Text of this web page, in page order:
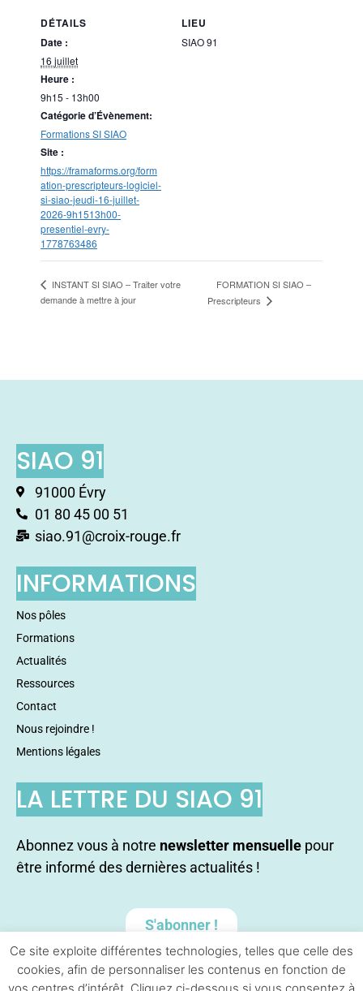
DÉTAILS
Date :
16 juillet
Heure :
9h15 - 13h00
Catégorie d’Évènement:
Formations SI SIAO
Site :
https://framaforms.org/form
ation-prescripteurs-logiciel-
si-siao-jeudi-16-juillet-
2026-9h1513h00-
presentiel-evry-
1778763486
LIEU
SIAO 91
INSTANT SI SIAO – Traiter votre
demande à mettre à jour
FORMATION SI SIAO –
Prescripteurs
SIAO 91
91000 Évry
01 80 45 00 51
siao.91@croix-rouge.fr
INFORMATIONS
Nos pôles
Formations
Actualités
Ressources
Contact
Nous rejoindre !
Mentions légales
LA LETTRE DU SIAO 91
Abonnez vous à notre newsletter mensuelle pour
être informé des dernières actualités !
S'abonner !
Ce site exploite différentes technologies, telles que celle des
cookies, afin de personnaliser les contenus en fonction de